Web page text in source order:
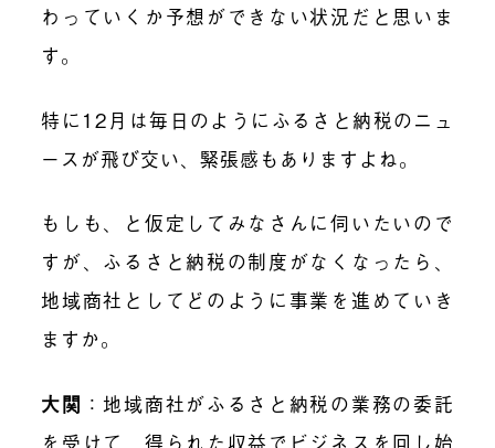
わっていくか予想ができない状況だと思いま
す。
特に12月は毎日のようにふるさと納税のニュ
ースが飛び交い、緊張感もありますよね。
もしも、と仮定してみなさんに伺いたいので
すが、ふるさと納税の制度がなくなったら、
地域商社としてどのように事業を進めていき
ますか。
大関 ：地域商社がふるさと納税の業務の委託
を受けて、得られた収益でビジネスを回し始